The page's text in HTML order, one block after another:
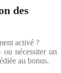
des
activé ?
nécessiter un
au bonus.